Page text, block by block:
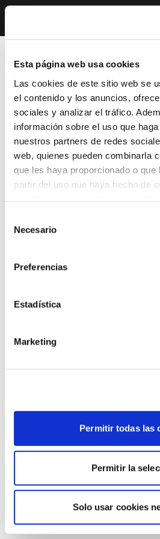
Esta página web usa cookies
Las cookies de este sitio web se
el contenido y los anuncios,
sociales y analizar el tráfico.
información sobre el uso que
nuestros partners de redes
web, quienes pueden combinarla
que les haya proporcionado o que
partir del uso que haya hecho de
Necesario
Preferencias
Estadística
Marketing
Permitir todas las
Permitir la
Solo usar cookies